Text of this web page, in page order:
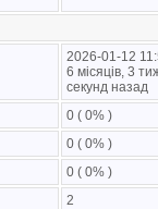
2026-01-12
6 місяців, 3
секунд назад
0 ( 0% )
0 ( 0% )
0 ( 0% )
2